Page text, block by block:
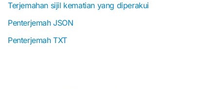
Terjemahan sijil kematian yang diperakui
Penterjemah JSON
Penterjemah TXT